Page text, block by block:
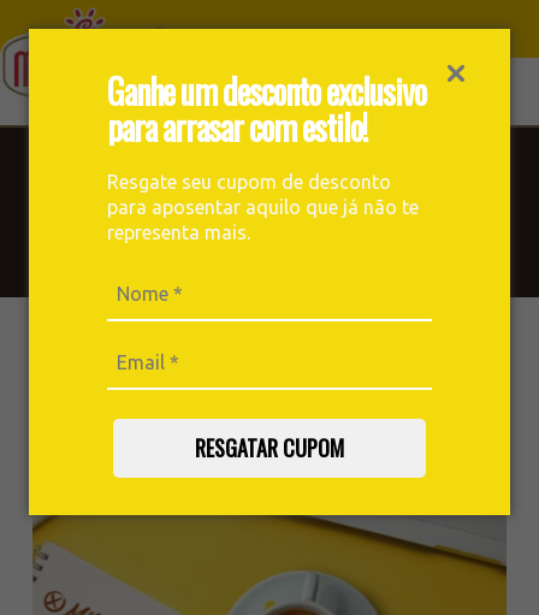
Ganhe um desconto exclusivo
para arrasar com estilo!
Resgate seu cupom de desconto
para aposentar aquilo que já não te
representa mais.
RESGATAR CUPOM
Blog
Receitas, notícias, curiosidades e muito mais sobre o mundo
do café você encontra aqui. Prepare uma boa xícara e